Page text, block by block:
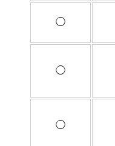
◯
◯
◯